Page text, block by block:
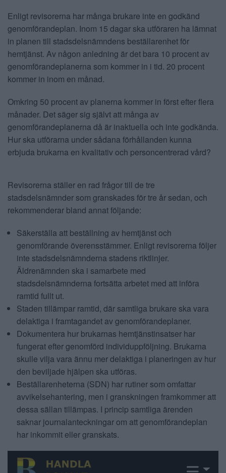
Enligt revisorerna har många brukare inte en godkänd
genomförandeplan. Inom 15 dagar ska utföraren ha lämnat
in planen till stadsdelsnämndens beställarenhet för
hemtjänst. Av någon anledning är det bara 10 procent av
genomförandeplanerna som kommer in i tid. 20 procent
kommer in inom en månad.
Omkring 50 procent av planerna kommer in först efter flera
månader. Det säger sig självt att många av
genomförandeplanerna då är inaktuella och inte godkända.
Hur ska utförarna under sådana förhållanden kunna
erbjuda brukarna en kvalitativ och personcentrerad vård?
Revisorerna ställer en rad frågor till de tre
stadsdelsnämnder som granskades för tre år sedan, och
rekommenderar bland annat följande:
Säkerställa att beställning av hemtjänst och
genomförande överensstämmer. Enligt revisorerna följer
inte stadsdelsnämnderna stadens riktlinjer.
Äldrenämnden ska i samarbete med
stadsdelsnämnderna fortsätta arbetet med att införa
ramtid fullt ut.
Staden tillämpar ramtid, där samtliga brukare ska vara
delaktiga i framtagandet av genomförandeplaner.
Dokumentera hur brukarnas hemtjänstinsatser har
fungerat efter genomförd individuppföljning. Brukarna
skulle vilja vara ännu mer delaktiga i planeringen av hur
den beviljade hjälpen ska utföras.
Beställarenheterna (SDN) har rutiner som omfattar
avvikelsehantering, men i granskningen framkommer att
dessa sällan tillämpas. I princip samtliga ärenden
saknar journalanteckningar om att genomförandeplan
har inkommit eller granskats.